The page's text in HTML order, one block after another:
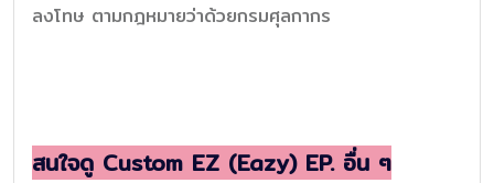
ลงโทษ ตามกฎหมายว่าด้วยกรมศุลกากร
สนใจดู Custom EZ (Eazy) EP. อื่น ๆ